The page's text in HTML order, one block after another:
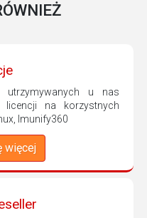
utrzymywanych u nas
licencji na korzystnych
Imunify360
więcej